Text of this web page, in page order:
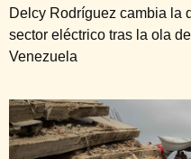
Delcy Rodríguez cambia la
sector eléctrico tras la ola
Venezuela